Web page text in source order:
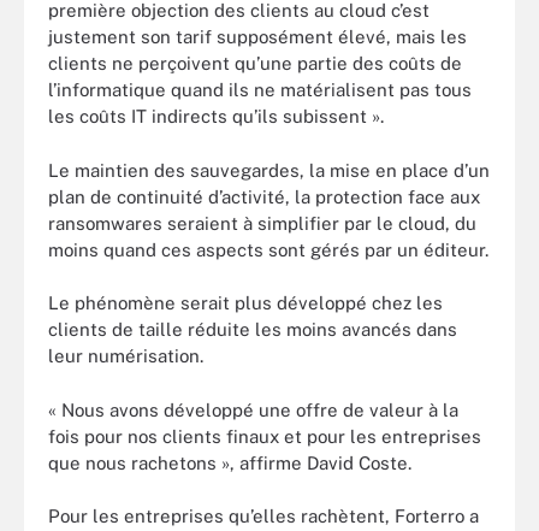
première objection des clients au cloud c’est
justement son tarif supposément élevé, mais les
clients ne perçoivent qu’une partie des coûts de
l’informatique quand ils ne matérialisent pas tous
les coûts IT indirects qu’ils subissent ».
Le maintien des sauvegardes, la mise en place d’un
plan de continuité d’activité, la protection face aux
ransomwares seraient à simplifier par le cloud, du
moins quand ces aspects sont gérés par un éditeur.
Le phénomène serait plus développé chez les
clients de taille réduite les moins avancés dans
leur numérisation.
« Nous avons développé une offre de valeur à la
fois pour nos clients finaux et pour les entreprises
que nous rachetons », affirme David Coste.
Pour les entreprises qu’elles rachètent, Forterro a